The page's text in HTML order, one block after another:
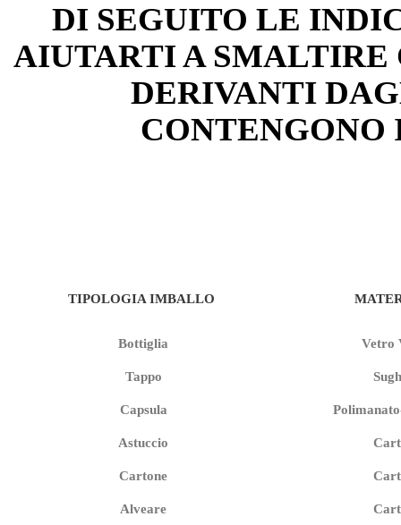
DI SEGUITO LE
AIUTARTI A
DERIVANTI
CONTENGONO
TIPOLOGIA IMBALLO
Bottiglia Vetro
Tappo
Capsula
Astuccio
Cartone
Alveare